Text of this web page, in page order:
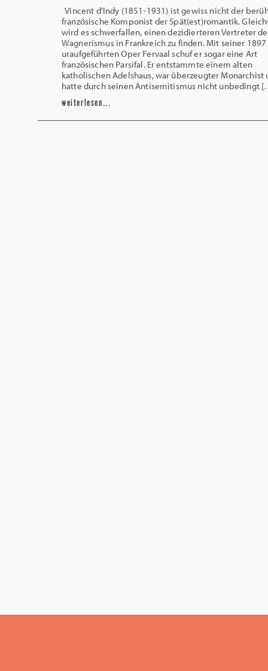
Vincent d’Indy (1851-1931) ist gewiss nicht der
französische Komponist der Spät(est)romantik.
wird es schwerfallen, einen dezidierteren Vertreter
Wagnerismus in Frankreich zu finden. Mit seiner 1897
uraufgeführten Oper Fervaal schuf er sogar eine Art
französischen Parsifal. Er entstammte einem alten
katholischen Adelshaus, war überzeugter Monarchist
hatte durch seinen Antisemitismus nicht unbedingt
weiterlesen...